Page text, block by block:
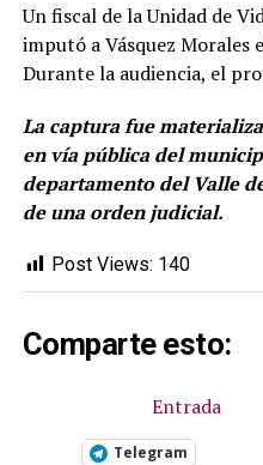
Un fiscal de la Unidad de
imputó a Vásquez Morales
Durante la audiencia, el
La captura fue
en vía pública del
departamento del Valle
de una orden judicial.
Post Views: 140
Comparte esto:
Entrada
Telegram